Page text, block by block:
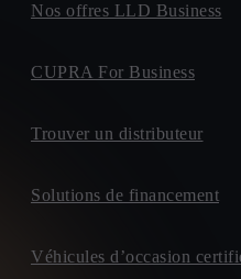
Nos offres LLD Business
CUPRA For Business
Trouver un distributeur
Solutions de financement
Véhicules d’occasion